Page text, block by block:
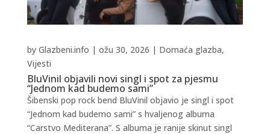
BluVinil objavili novi singl i spot za pjesmu
“Jednom kad budemo sami”
by Glazbeni.info | ožu 30, 2026 | Domaća glazba,
Vijesti
Šibenski pop rock bend BluVinil objavio je singl i spot
“Jednom kad budemo sami” s hvaljenog albuma
“Carstvo Mediterana”. S albuma je ranije skinut singl